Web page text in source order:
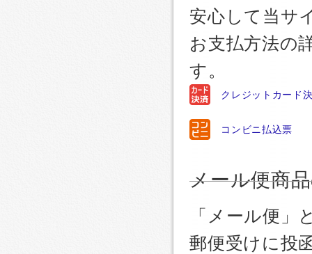
安心して当サ
お支払方法の
す。
クレジットカード
コンビニ払込票
メール便商
「メール便」
郵便受けに投